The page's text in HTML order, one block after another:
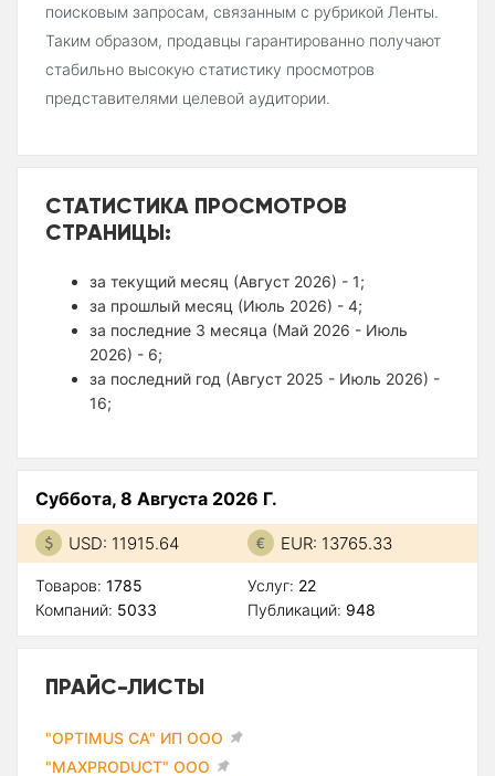
поисковым запросам, связанным с рубрикой Ленты.
Таким образом, продавцы гарантированно получают
стабильно высокую статистику просмотров
представителями целевой аудитории.
СТАТИСТИКА ПРОСМОТРОВ
СТРАНИЦЫ:
за текущий месяц (Август 2026) - 1;
за прошлый месяц (Июль 2026) - 4;
за последние 3 месяца (Май 2026 - Июль
2026) - 6;
за последний год (Август 2025 - Июль 2026) -
16;
Суббота, 8 Августа 2026 Г.
USD: 11915.64 EUR: 13765.33
Товаров: 1785
Компаний: 5033
Услуг: 22
Публикаций: 948
ПРАЙС-ЛИСТЫ
"OPTIMUS CA" ИП ООО
"MAXPRODUCT" ООО